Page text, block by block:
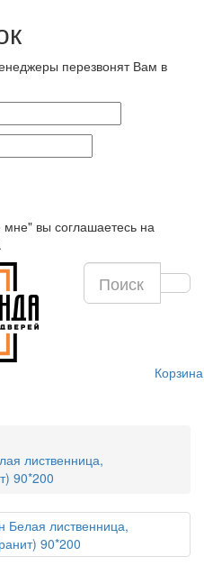
перезвонят Вам в
вы соглашаетесь на
Корзина
лиственница,
90*200